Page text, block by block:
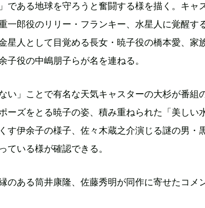
である地球を守ろうと奮闘する様を描く。キャ
一郎役のリリー・フランキー、水星人に覚醒す
星人として目覚める長女・暁子役の橋本愛、家
子役の中嶋朋子らが名を連ねる。
い」ことで有名な天気キャスターの大杉が番組
ーズをとる暁子の姿、積み重ねられた「美しい
す伊余子の様子、佐々木蔵之介演じる謎の男・
ている様が確認できる。
のある筒井康隆、佐藤秀明が同作に寄せたコメ